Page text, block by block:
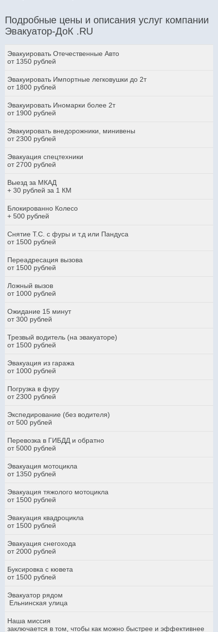
Подробные цены и описания услуг компании
Эвакуатор-ДоК .RU
Эвакуировать Отечественные Авто
от 1350 рублей
Эвакуировать Импортные легковушки до 2т
от 1800 рублей
Эвакуировать Иномарки более 2т
от 1900 рублей
Эвакуировать внедорожники, минивены
от 2300 рублей
Эвакуация спецтехники
от 2700 рублей
Выезд за МКАД
+ 30 рублей за 1 КМ
Блокированно Колесо
+ 500 рублей
Снятие Т.С. с фуры и т.д или Пандуса
от 1500 рублей
Переадресация вызова
от 1500 рублей
Ложный вызов
от 1000 рублей
Ожидание 15 минут
от 300 рублей
Трезвый водитель (на эвакуаторе)
от 1500 рублей
Эвакуация из гаража
от 1000 рублей
Погрузка в фуру
от 2300 рублей
Экспедирование (без водителя)
от 500 рублей
Перевозка в ГИБДД и обратно
от 5000 рублей
Эвакуация мотоцикла
от 1350 рублей
Эвакуация тяжолого мотоцикла
от 1500 рублей
Эвакуация квадроцикла
от 1500 рублей
Эвакуация снегохода
от 2000 рублей
Буксировка с кювета
от 1500 рублей
Эвакуатор рядом
Ельнинская улица
Наша миссия
заключается в том, чтобы как можно быстрее и эффективнее